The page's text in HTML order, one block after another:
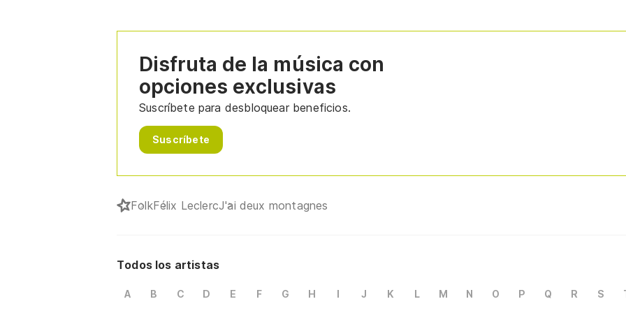
Disfruta de la música con
opciones exclusivas
Suscríbete para desbloquear beneficios.
Suscríbete
FolkFélix LeclercJ'ai deux montagnes
Todos los artistas
A B C D E F G H I J K L M N O P Q R S